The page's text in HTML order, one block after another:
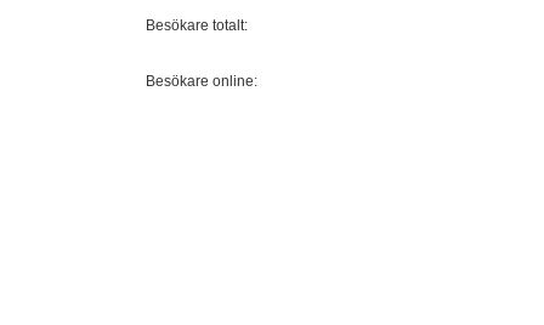
Besökare totalt:
Besökare online: